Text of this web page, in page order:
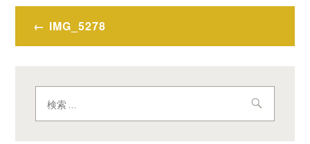
投
稿
ビ
ゲ
IMG_5278
索: